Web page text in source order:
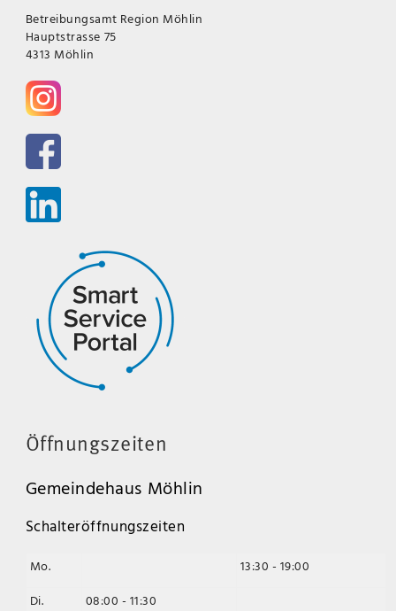
Betreibungsamt Region Möhlin
Hauptstrasse 75
4313 Möhlin
Öffnungszeiten
Gemeindehaus Möhlin
Schalteröffnungszeiten
Mo.
13:30 - 19:00
Di.
08:00 - 11:30